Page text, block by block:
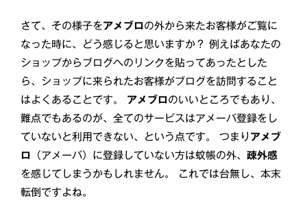
さて、その様子をアメブロの外から来たお客様がご覧に
なった時に、どう感じると思いますか？ 例えばあなたの
ショップからブログへのリンクを貼ってあったとした
ら、ショップに来られたお客様がブログを訪問すること
はよくあることです。 アメブロのいいところでもあり、
難点でもあるのが、全てのサービスはアメーバ登録をし
ていないと利用できない、という点です。 つまりアメブ
ロ （アメーバ）に登録していない方は蚊帳の外、 疎外感
を感じてしまうかもしれません。 これでは台無し、本末
転倒ですよね。